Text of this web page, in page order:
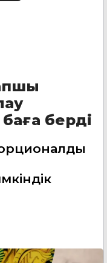
берді